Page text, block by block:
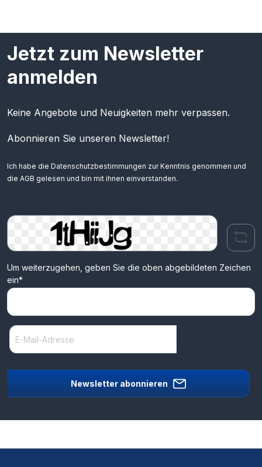
Jetzt zum Newsletter
anmelden
Keine Angebote und Neuigkeiten mehr verpassen.
Abonnieren Sie unseren Newsletter!
Ich habe die Datenschutzbestimmungen zur Kenntnis genommen und
die AGB gelesen und bin mit ihnen einverstanden.
Um weiterzugehen, geben Sie die oben abgebildeten Zeichen
ein*
Newsletter abonnieren